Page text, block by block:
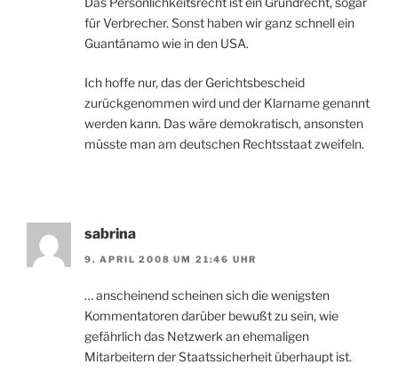
für Verbrecher. Sonst haben wir ganz schnell ein
Guantánamo wie in den USA.
Ich hoffe nur, das der Gerichtsbescheid
zurückgenommen wird und der Klarname genannt
werden kann. Das wäre demokratisch, ansonsten
müsste man am deutschen Rechtsstaat zweifeln.
sabrina
9. APRIL 2008 UM 21:46 UHR
… anscheinend scheinen sich die wenigsten
Kommentatoren darüber bewußt zu sein, wie
gefährlich das Netzwerk an ehemaligen
Mitarbeitern der Staatssicherheit überhaupt ist.